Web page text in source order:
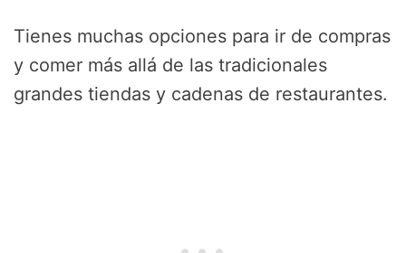
Tienes muchas opciones para ir de compras
y comer más allá de las tradicionales
grandes tiendas y cadenas de restaurantes.